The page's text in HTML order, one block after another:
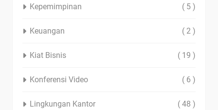
Kepemimpinan ( 5 )
Keuangan ( 2 )
Kiat Bisnis ( 19 )
Konferensi Video ( 6 )
Lingkungan Kantor ( 48 )